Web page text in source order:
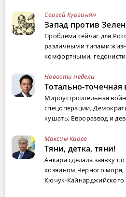
Сергей Кургинян
Запад против
Проблема сейчас для
различными типами
комфортными,
Новости недели
Тотально-точечная
Мироустроительная
спецоперации;
кушать; Евроразвод и
Максим Карев
Тяни, детка, тяни!
Анкара сделала заявку
хозяином Черного
Кючук-Кайнарджийского